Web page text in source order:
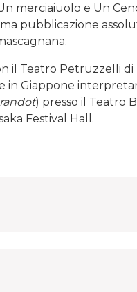
merciaiuolo e Un
pubblicazione
il Teatro Petruzzelli di
in Giappone
) presso il Teatro
Festival Hall.